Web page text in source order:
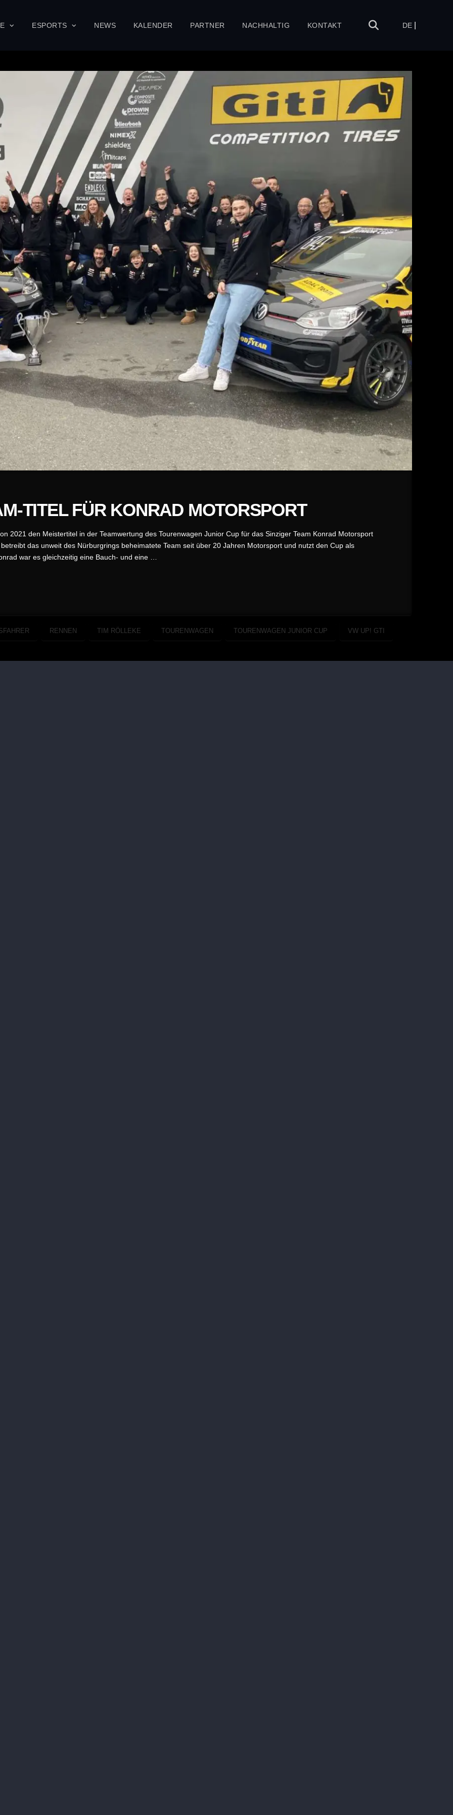
ESPORTS NEWS KALENDER PARTNER NACHHALTIG KONTAKT DE
TITEL FÜR KONRAD MOTORSPORT
2021 den Meistertitel in der Teamwertung des Tourenwagen Junior Cup für das Sinziger Team Konrad Motorsport
das unweit des Nürburgrings beheimatete Team seit über 20 Jahren Motorsport und nutzt den Cup als
war es gleichzeitig eine Bauch- und eine …
RENNEN TIM RÖLLEKE TOURENWAGEN TOURENWAGEN JUNIOR CUP VW UP! GTI